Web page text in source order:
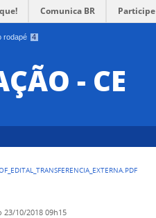
rodapé 4
Comunica BR Participe
- CE
23/10/2018 09h15